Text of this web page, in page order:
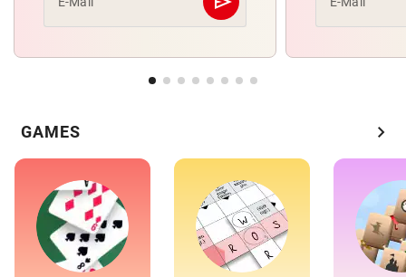
Abschicken
GAMES chevron_right